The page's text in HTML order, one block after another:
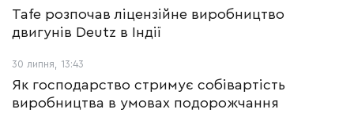
Tafe розпочав ліцензійне виробництво
двигунів Deutz в Індії
30 липня, 13:43
Як господарство стримує собівартість
виробництва в умовах подорожчання